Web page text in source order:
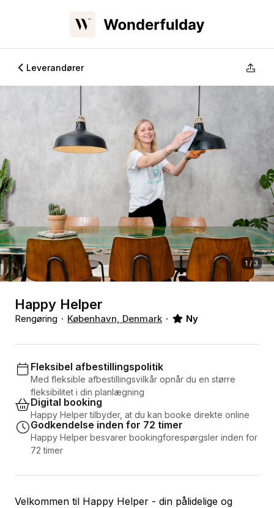
Leverandører
1 / 3
Happy Helper
Rengøring København, Denmark Ny
Fleksibel afbestillingspolitik
Med fleksible afbestillingsvilkår opnår du en større
fleksibilitet i din planlægning
Digital booking
Happy Helper tilbyder, at du kan booke direkte online
Godkendelse inden for 72 timer
Happy Helper besvarer bookingforespørgsler inden for
72 timer
Velkommen til Happy Helper - din pålidelige og